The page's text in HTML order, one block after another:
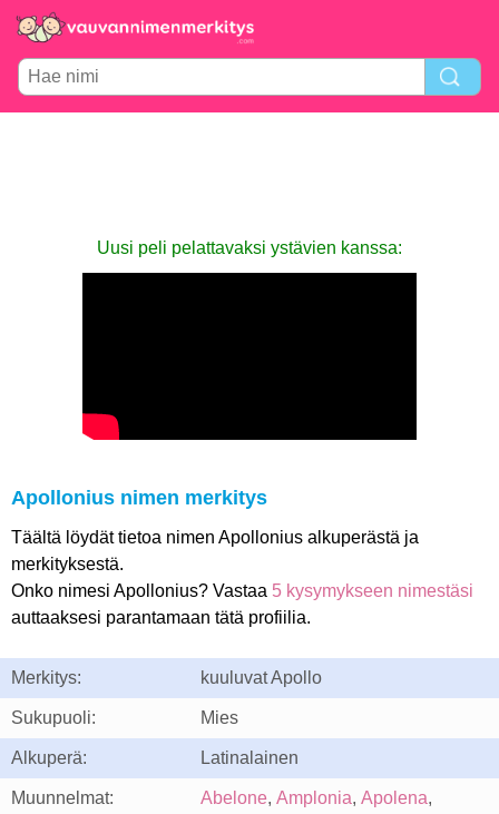
Uusi peli pelattavaksi ystävien kanssa:
Apollonius nimen merkitys
Täältä löydät tietoa nimen Apollonius alkuperästä ja
merkityksestä.
Onko nimesi Apollonius? Vastaa 5 kysymykseen nimestäsi
auttaaksesi parantamaan tätä profiilia.
Merkitys: kuuluvat Apollo
Sukupuoli: Mies
Alkuperä: Latinalainen
Muunnelmat: Abelone, Amplonia, Apolena,